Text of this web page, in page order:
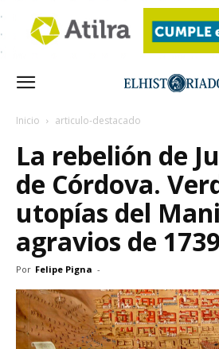
Inicio articulo-destacado
La rebelión de
de Córdova.
utopías del
agravios de 1739
Por Felipe Pigna -